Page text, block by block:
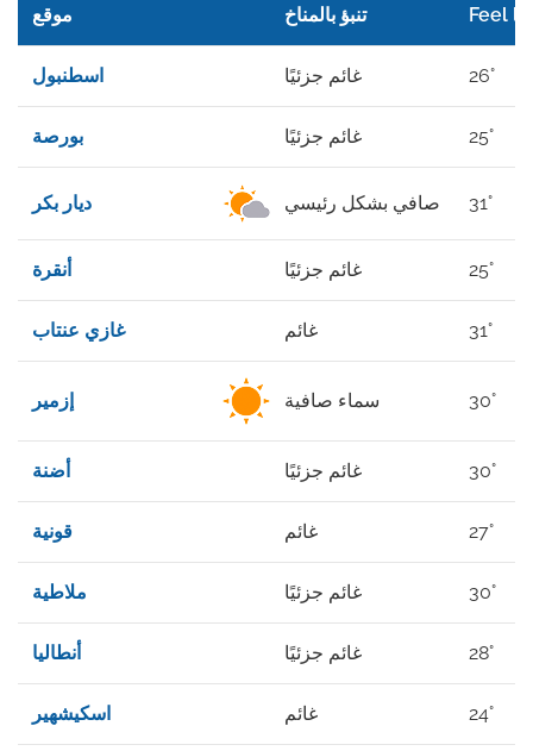
موقع تنبؤ بالمناخ Feel
اسطنبول غائم جزئيًا 26°
بورصة غائم جزئيًا 25°
ديار بكر صافي بشكل رئيسي 31°
أنقرة غائم جزئيًا 25°
غازي عنتاب غائم 31°
إزمير سماء صافية 30°
أضنة غائم جزئيًا 30°
قونية غائم 27°
ملاطية غائم جزئيًا 30°
أنطاليا غائم جزئيًا 28°
اسكيشهير غائم 24°